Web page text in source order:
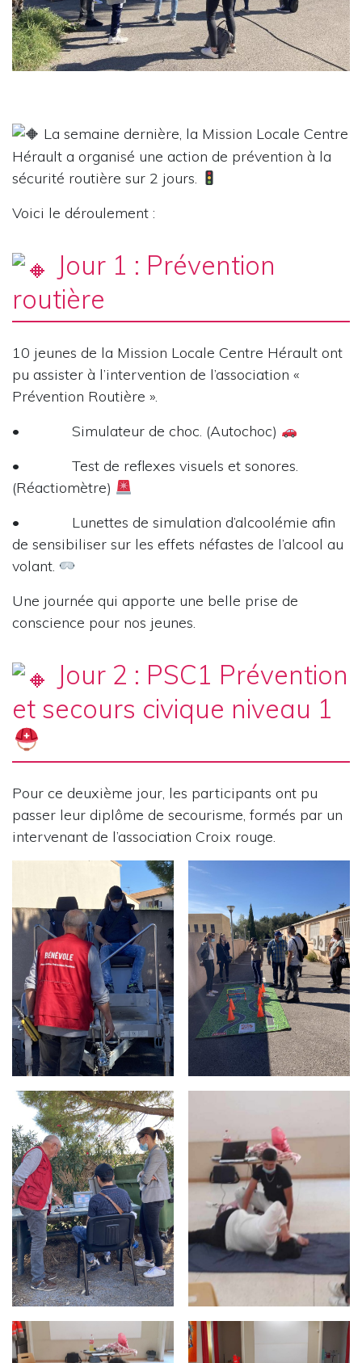
La semaine dernière, la Mission Locale Centre
Hérault a organisé une action de prévention à la
sécurité routière sur 2 jours.
Voici le déroulement :
Jour 1 : Prévention
routière
10 jeunes de la Mission Locale Centre Hérault ont
pu assister à l’intervention de l’association «
Prévention Routière ».
• Simulateur de choc. (Autochoc)
• Test de reflexes visuels et sonores.
(Réactiomètre)
• Lunettes de simulation d’alcoolémie afin
de sensibiliser sur les effets néfastes de l’alcool au
volant.
Une journée qui apporte une belle prise de
conscience pour nos jeunes.
Jour 2 : PSC1 Prévention
et secours civique niveau 1
Pour ce deuxième jour, les participants ont pu
passer leur diplôme de secourisme, formés par un
intervenant de l’association Croix rouge.